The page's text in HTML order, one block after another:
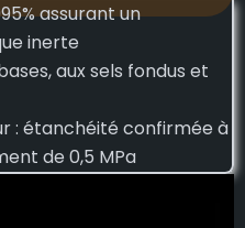
assurant un
inerte
aux sels fondus et
: étanchéité confirmée à
de 0,5 MPa